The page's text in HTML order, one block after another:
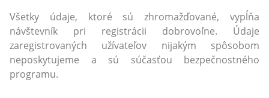
Všetky údaje, ktoré sú zhromažďované, vypĺňa
návštevník pri registrácii dobrovoľne. Údaje
zaregistrovaných užívateľov nijakým spôsobom
neposkytujeme a sú súčasťou bezpečnostného
programu.